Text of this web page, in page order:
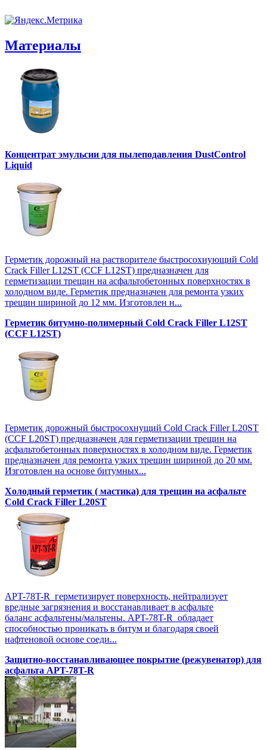
Материалы
Концентрат эмульсии для пылеподавления DustControl
Liquid
Герметик дорожный на растворителе быстросохнующий Cold
Crack Filler L12SТ (CCF L12SТ) предназначен для
герметизации трещин на асфальтобетонных поверхностях в
холодном виде. Герметик предназначен для ремонта узких
трещин шириной до 12 мм. Изготовлен н...
Герметик битумно-полимерный Cold Crack Filler L12SТ
(CCF L12SТ)
Герметик дорожный быстросохнущий Cold Crack Filler L20SТ
(CCF L20SТ) предназначен для герметизации трещин на
асфальтобетонных поверхностях в холодном виде. Герметик
предназначен для ремонта узких трещин шириной до 20 мм.
Изготовлен на основе битумных...
Холодный герметик ( мастика) для трещин на асфальте
Cold Crack Filler L20SТ
APT-78T-R герметизирует поверхность, нейтрализует
вредные загрязнения и восстанавливает в асфальте
баланс асфальтены/мальтены. APT-78T-R обладает
способностью проникать в битум и благодаря своей
нафтеновой основе соеди...
Защитно-восстанавливающее покрытие (режувенатор) для
асфальта APT-78T-R